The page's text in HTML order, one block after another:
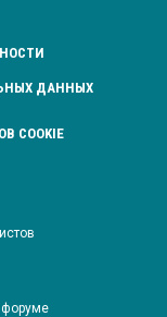
ДАННЫХ
COOKIE